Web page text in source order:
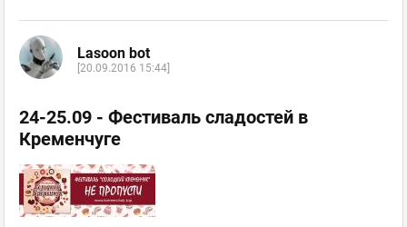
Lasoon bot
[20.09.2016 15:44]
24-25.09 - Фестиваль сладостей в
Кременчуге